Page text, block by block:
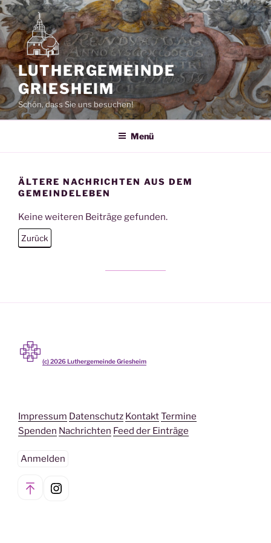
Zum
Inhalt
springen
LUTHERGEMEINDE
GRIESHEIM
Schön, dass Sie uns besuchen!
Menü
ÄLTERE NACHRICHTEN AUS DEM
GEMEINDELEBEN
Keine weiteren Beiträge gefunden.
Zurück
(c)2026Luthergemeinde Griesheim
Impressum Datenschutz KontaktTermine
Spenden Nachrichten Feed der Einträge
Anmelden